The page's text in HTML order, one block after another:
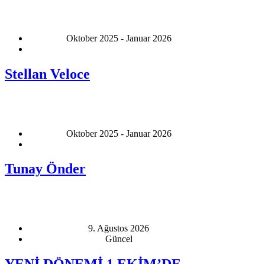
Oktober 2025 - Januar 2026
Stellan Veloce
Oktober 2025 - Januar 2026
Tunay Önder
9. Ağustos 2026
Güncel